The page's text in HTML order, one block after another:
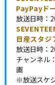
PayPayド
放送日時：
日産スタジ
放送日時：
チャンネル
画
※放送スケ